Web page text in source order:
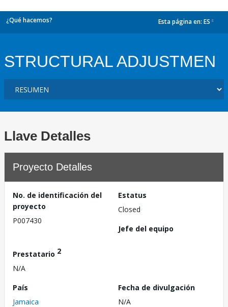
¿Qué hacemos? Esta página en: ES
STRUCTURAL ADJUSTMEN
Llave Detalles
Proyecto Detalles
No. de identificación del
proyecto
P007430
Estatus
Closed
Jefe del equipo
Prestatario 2
N/A
País
Jamaica
Fecha de divulgación
N/A